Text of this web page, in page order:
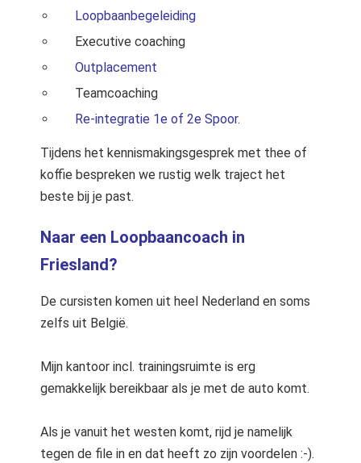
Loopbaanbegeleiding
Executive coaching
Outplacement
Teamcoaching
Re-integratie 1e of 2e Spoor.
Tijdens het kennismakingsgesprek met thee of
koffie bespreken we rustig welk traject het
beste bij je past.
Naar een Loopbaancoach in
Friesland?
De cursisten komen uit heel Nederland en soms
zelfs uit België.
Mijn kantoor incl. trainingsruimte is erg
gemakkelijk bereikbaar als je met de auto komt.
Als je vanuit het westen komt, rijd je namelijk
tegen de file in en dat heeft zo zijn voordelen :-).